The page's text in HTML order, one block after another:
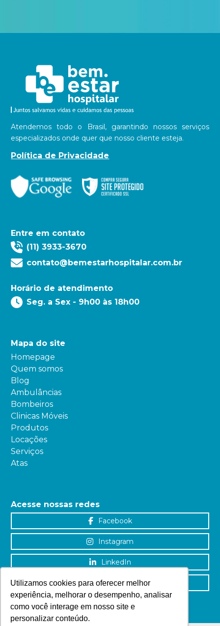
Utilizamos cookies para oferecer melhor
experiência, melhorar o desempenho, analisar
como você interage em nosso site e
personalizar conteúdo.
Atendemos todo o Brasil, garantindo nossos serviços
especializados onde quer que nosso cliente esteja.
Política de Privacidade
Entre em contato
(11) 3933-3670
contato@bemestarhospitalar.com.br
Horário de atendimento
Seg. a Sex - 9h00 às 18h00
Mapa do site
Homepage
Quem somos
Blog
Ambulâncias
Bombeiros
Clinicas Móveis
Produtos
Locações
Serviços
Atas
Acesse nossas redes
Facebook
Instagram
LinkedIn
YouTube